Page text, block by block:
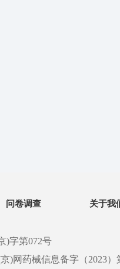
问卷调查 关于我
)字第072号
)网药械信息备字（2023）